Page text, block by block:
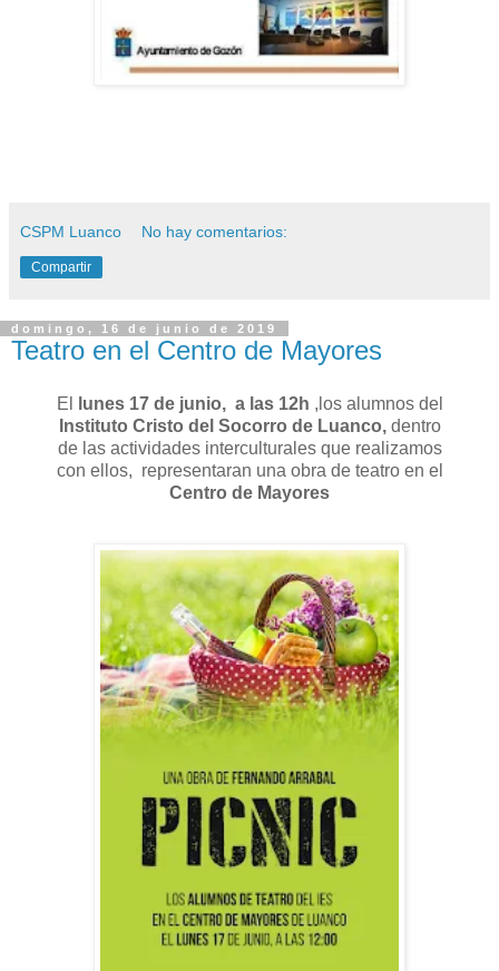
CSPM Luanco No hay comentarios:
Compartir
domingo, 16 de junio de 2019
Teatro en el Centro de Mayores
El lunes 17 de junio, a las 12h ,los alumnos del
Instituto Cristo del Socorro de Luanco, dentro
de las actividades interculturales que realizamos
con ellos, representaran una obra de teatro en el
Centro de Mayores